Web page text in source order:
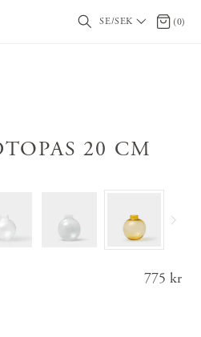
SE/SEK 0 (0)
20 CM
Pris :
775 kr